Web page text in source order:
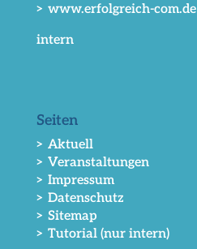
> www.erfolgreich-com.de
intern
Seiten
> Aktuell
> Veranstaltungen
> Impressum
> Datenschutz
> Sitemap
> Tutorial (nur intern)